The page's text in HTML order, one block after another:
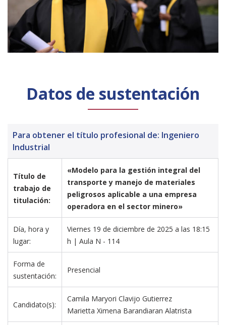
Datos de sustentación
Para obtener el título profesional de: Ingeniero
Industrial
Título de
trabajo de
titulación:
«Modelo para la gestión integral del
transporte y manejo de materiales
peligrosos aplicable a una empresa
operadora en el sector minero»
Día, hora y
lugar:
Viernes 19 de diciembre de 2025 a las 18:15
h | Aula N - 114
Forma de
sustentación:
Presencial
Candidato(s):
Camila Maryori Clavijo Gutierrez
Marietta Ximena Barandiaran Alatrista